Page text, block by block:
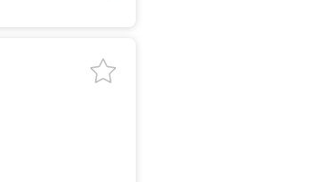
っかりサポートいた
ことは何でもご相
/新築未入居/潮見